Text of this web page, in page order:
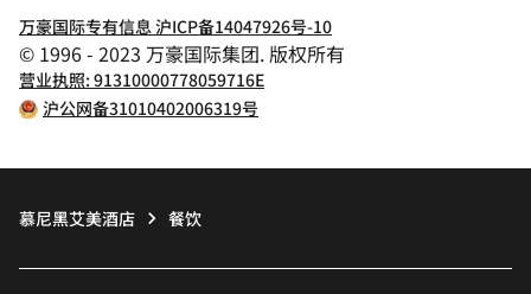
万豪国际专有信息 沪ICP备14047926号-10
© 1996 - 2023 万豪国际集团. 版权所有
营业执照: 91310000778059716E
沪公网备31010402006319号
慕尼黑艾美酒店 餐饮